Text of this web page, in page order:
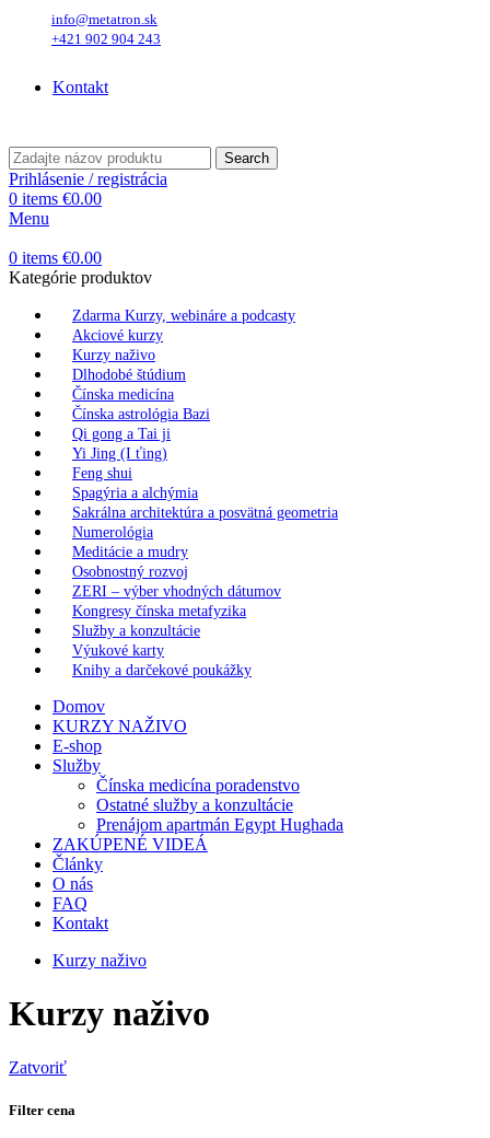
info@metatron.sk
+421 902 904 243
Kontakt
Search
Prihlásenie / registrácia
0 items €0.00
Menu
0 items €0.00
Kategórie produktov
Zdarma Kurzy, webináre a podcasty
Akciové kurzy
Kurzy naživo
Dlhodobé štúdium
Čínska medicína
Čínska astrológia Bazi
Qi gong a Tai ji
Yi Jing (I ťing)
Feng shui
Spagýria a alchýmia
Sakrálna architektúra a posvätná geometria
Numerológia
Meditácie a mudry
Osobnostný rozvoj
ZERI – výber vhodných dátumov
Kongresy čínska metafyzika
Služby a konzultácie
Výukové karty
Knihy a darčekové poukážky
Domov
KURZY NAŽIVO
E-shop
Služby
Čínska medicína poradenstvo
Ostatné služby a konzultácie
Prenájom apartmán Egypt Hughada
ZAKÚPENÉ VIDEÁ
Články
O nás
FAQ
Kontakt
Kurzy naživo
Kurzy naživo
Zatvoriť
Filter cena